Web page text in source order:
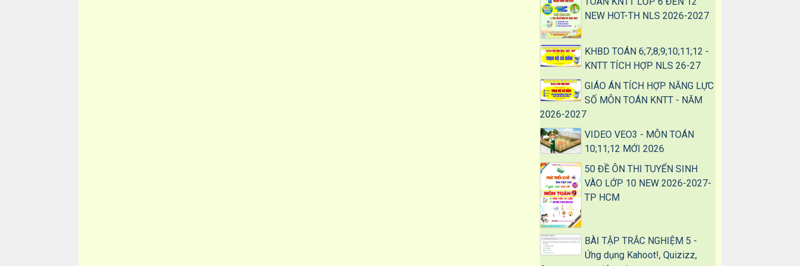
NEW HOT-TH NLS 2026-2027
KHBD TOÁN 6;7;8;9;10;11;12 -
KNTT TÍCH HỢP NLS 26-27
GIÁO ÁN TÍCH HỢP NĂNG LỰC
SỐ MÔN TOÁN KNTT - NĂM
2026-2027
VIDEO VEO3 - MÔN TOÁN
10;11;12 MỚI 2026
50 ĐỀ ÔN THI TUYỂN SINH
VÀO LỚP 10 NEW 2026-2027-
TP HCM
BÀI TẬP TRẮC NGHIỆM 5 -
Ứng dụng Kahoot!, Quizizz,